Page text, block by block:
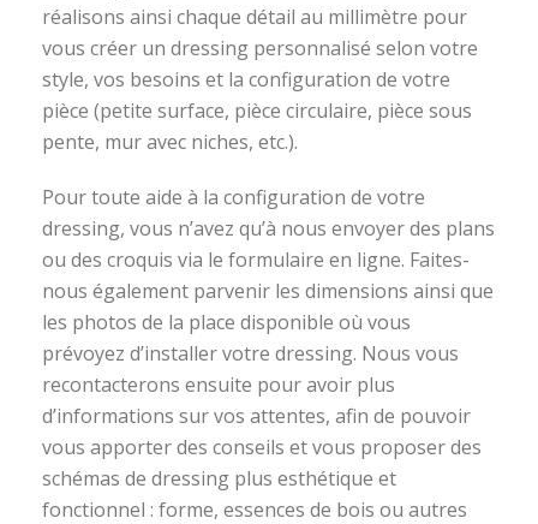
réalisons ainsi chaque détail au millimètre pour
vous créer un dressing personnalisé selon votre
style, vos besoins et la configuration de votre
pièce (petite surface, pièce circulaire, pièce sous
pente, mur avec niches, etc.).
Pour toute aide à la configuration de votre
dressing, vous n’avez qu’à nous envoyer des plans
ou des croquis via le formulaire en ligne. Faites-
nous également parvenir les dimensions ainsi que
les photos de la place disponible où vous
prévoyez d’installer votre dressing. Nous vous
recontacterons ensuite pour avoir plus
d’informations sur vos attentes, afin de pouvoir
vous apporter des conseils et vous proposer des
schémas de dressing plus esthétique et
fonctionnel : forme, essences de bois ou autres